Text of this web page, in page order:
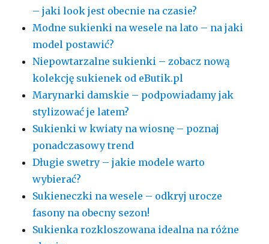
– jaki look jest obecnie na czasie?
Modne sukienki na wesele na lato – na jaki
model postawić?
Niepowtarzalne sukienki – zobacz nową
kolekcję sukienek od eButik.pl
Marynarki damskie – podpowiadamy jak
stylizować je latem?
Sukienki w kwiaty na wiosnę – poznaj
ponadczasowy trend
Długie swetry – jakie modele warto
wybierać?
Sukieneczki na wesele – odkryj urocze
fasony na obecny sezon!
Sukienka rozkloszowana idealna na różne